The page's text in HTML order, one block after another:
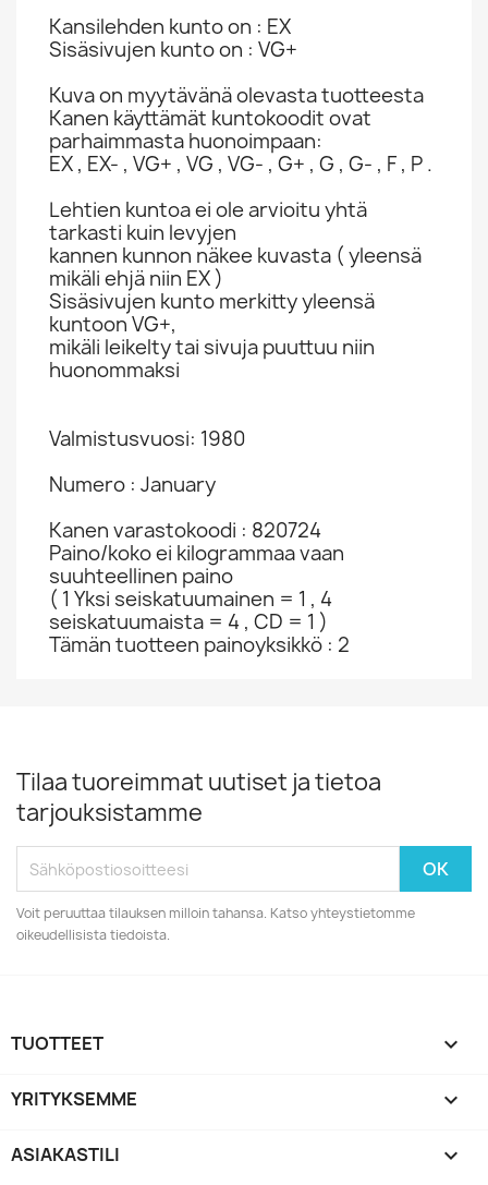
Kansilehden kunto on : EX
Sisäsivujen kunto on : VG+
Kuva on myytävänä olevasta tuotteesta
Kanen käyttämät kuntokoodit ovat
parhaimmasta huonoimpaan:
EX , EX- , VG+ , VG , VG- , G+ , G , G- , F , P .
Lehtien kuntoa ei ole arvioitu yhtä
tarkasti kuin levyjen
kannen kunnon näkee kuvasta ( yleensä
mikäli ehjä niin EX )
Sisäsivujen kunto merkitty yleensä
kuntoon VG+,
mikäli leikelty tai sivuja puuttuu niin
huonommaksi
Valmistusvuosi: 1980
Numero : January
Kanen varastokoodi : 820724
Paino/koko ei kilogrammaa vaan
suuhteellinen paino
( 1 Yksi seiskatuumainen = 1 , 4
seiskatuumaista = 4 , CD = 1 )
Tämän tuotteen painoyksikkö : 2
Tilaa tuoreimmat uutiset ja tietoa
tarjouksistamme
Voit peruuttaa tilauksen milloin tahansa. Katso yhteystietomme
oikeudellisista tiedoista.
TUOTTEET 
YRITYKSEMME 
ASIAKASTILI 